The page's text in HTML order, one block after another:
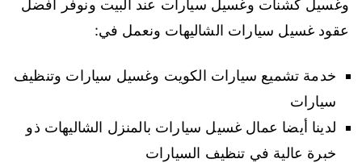
وغسيل كشنات وغسيل سيارات عند البيت ونوفر أفضل
عقود غسيل سيارات الشاليهات ونعمل في:
خدمة تشميع سيارات الكويت وغسيل سيارات وتنظيف
سيارات
لدينا أيضا عمال غسيل سيارات بالمنزل الشاليهات ذو
خبرة عالية في تنظيف السيارات